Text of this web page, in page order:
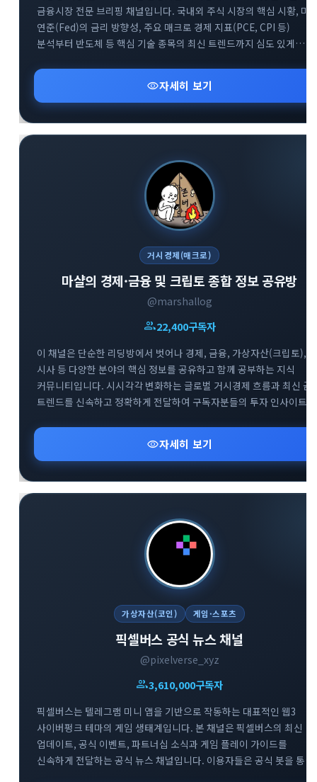
금융시장 전문 브리핑 채널입니다. 국내외 주식 시장의 핵심 시황, 미
연준(Fed)의 금리 방향성, 주요 매크로 경제 지표(PCE, CPI 등)
분석부터 반도체 등 핵심 기술 종목의 최신 트렌드까지 심도 있게
지혜롭게 대처할 수 있도록 차별화된 통찰을 제공합니다.
visibility자세히 보기
거시경제(매크로)
마샬의 경제·금융 및 크립토 종합 정보 공유방
@marshallog
group22,400구독자
이 채널은 단순한 리딩방에서 벗어나 경제, 금융, 가상자산(크립토),
시사 등 다양한 분야의 핵심 정보를 공유하고 함께 공부하는 지식
커뮤니티입니다. 시시각각 변화하는 글로벌 거시경제 흐름과 최신 금
트렌드를 신속하고 정확하게 전달하여 구독자분들의 투자 인사이트
기반으로 유익한 정보를 나누며 함께 성장하는 것을 지향합니다.
다방면의 깊이 있는 트렌드 분석을 통해 스마트한 의사결정을 내리고
하는 분들에게 최적의 공간입니다.
visibility자세히 보기
가상자산(코인) 게임·스포츠
픽셀버스 공식 뉴스 채널
@pixelverse_xyz
group3,610,000구독자
픽셀버스는 텔레그램 미니 앱을 기반으로 작동하는 대표적인 웹3
사이버펑크 테마의 게임 생태계입니다. 본 채널은 픽셀버스의 최신
업데이트, 공식 이벤트, 파트너십 소식과 게임 플레이 가이드를
신속하게 전달하는 공식 뉴스 채널입니다. 이용자들은 공식 봇을 통한